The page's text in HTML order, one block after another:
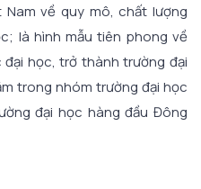
về quy mô, chất lượng
là hình mẫu tiên phong về
học, trở thành trường đại
trong nhóm trường đại học
đại học hàng đầu Đông